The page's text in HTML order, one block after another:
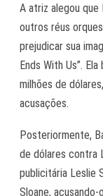
A atriz alegou que
outros réus
prejudicar sua
Ends With Us”.
milhões de
acusações.
Posteriormente,
de dólares contra
publicitária Leslie
Sloane,